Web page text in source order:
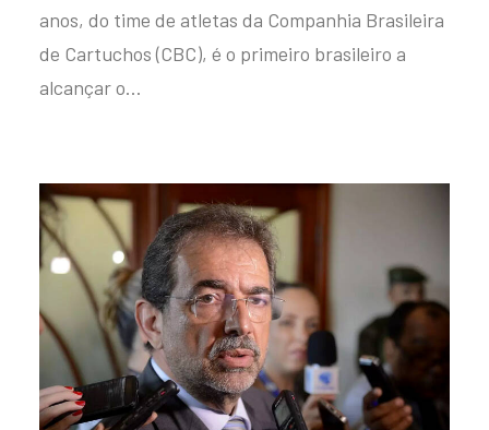
anos, do time de atletas da Companhia Brasileira
de Cartuchos (CBC), é o primeiro brasileiro a
alcançar o…